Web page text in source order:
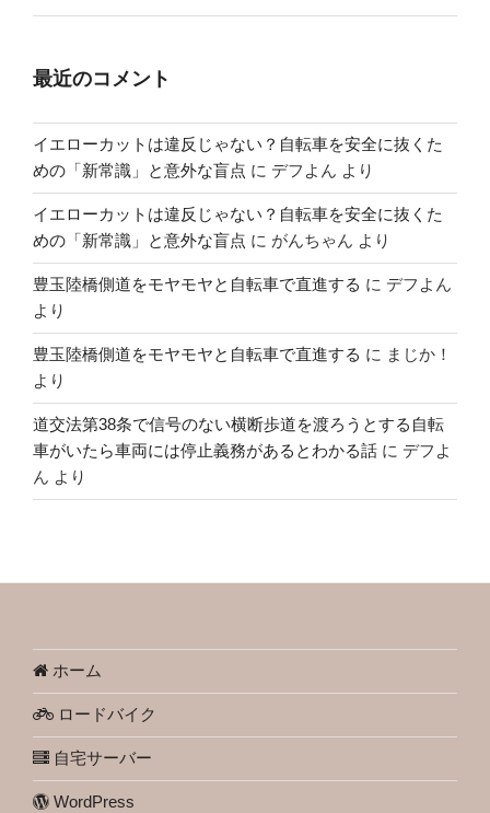
最近のコメント
イエローカットは違反じゃない？自転車を安全に抜くた
めの「新常識」と意外な盲点 に デフよん より
イエローカットは違反じゃない？自転車を安全に抜くた
めの「新常識」と意外な盲点 に がんちゃん より
豊玉陸橋側道をモヤモヤと自転車で直進する に デフよん
より
豊玉陸橋側道をモヤモヤと自転車で直進する に まじか！
より
道交法第38条で信号のない横断歩道を渡ろうとする自転
車がいたら車両には停止義務があるとわかる話 に デフよ
ん より
ホーム
ロードバイク
自宅サーバー
WordPress